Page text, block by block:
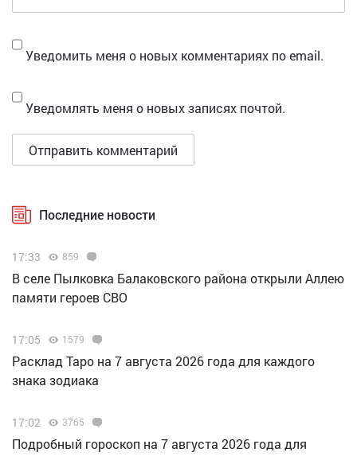
Уведомить меня о новых комментариях по email.
Уведомлять меня о новых записях почтой.
Последние новости
17:33 859
В селе Пылковка Балаковского района открыли Аллею
памяти героев СВО
17:05 1579
Расклад Таро на 7 августа 2026 года для каждого
знака зодиака
17:02 3765
Подробный гороскоп на 7 августа 2026 года для